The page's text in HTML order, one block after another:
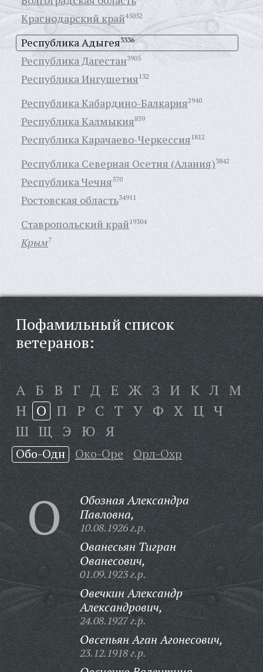
Краснодарский край45052
Республика Адыгея3336
Республика Дагестан3905
Республика Ингушетия132
Республика Кабардино-Балкария2940
Республика Калмыкия839
Республика Карачаево-Черкессия1812
Республика Северная Осетия (Алания)3842
Республика Чечня570
Ростовская область34911
Ставропольский край19304
Крым7
Пофамильный список
ветеранов:
А Б В Г Д Е Ж З И К Л М
Н О П Р С Т У Ф Х Ц Ч
Ш Щ Э Ю Я
Обо-Одн Око-Оре Орл-Охр
О
Обозная Александра
Павловна,
10.08.1926 г.р.
Ованесьян Тигран
Ованесович,
01.09.1923 г.р.
Овечкин Александр
Александрович,
24.08.1927 г.р.
Овсепьян Аган Агонесович,
23.12.1918 г.р.